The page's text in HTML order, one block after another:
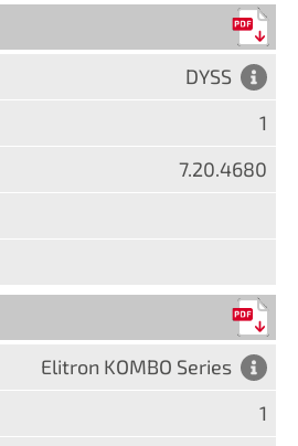
DYSS
1
7.20.4680
Elitron KOMBO Series
1